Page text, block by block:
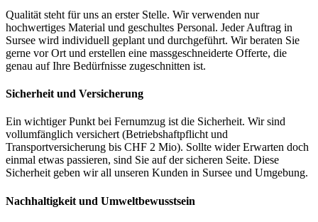
Qualität steht für uns an erster Stelle. Wir verwenden nur
hochwertiges Material und geschultes Personal. Jeder Auftrag in
Sursee wird individuell geplant und durchgeführt. Wir beraten Sie
gerne vor Ort und erstellen eine massgeschneiderte Offerte, die
genau auf Ihre Bedürfnisse zugeschnitten ist.
Sicherheit und Versicherung
Ein wichtiger Punkt bei Fernumzug ist die Sicherheit. Wir sind
vollumfänglich versichert (Betriebshaftpflicht und
Transportversicherung bis CHF 2 Mio). Sollte wider Erwarten doch
einmal etwas passieren, sind Sie auf der sicheren Seite. Diese
Sicherheit geben wir all unseren Kunden in Sursee und Umgebung.
Nachhaltigkeit und Umweltbewusstsein